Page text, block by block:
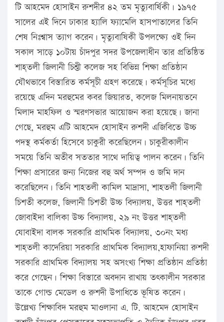
টি আহমেদ হোসাইন রুশদীর ৪২ তম মৃত্যুবার্ষিকী। ১৯৭৫
সালের এই দিনে ঢাকার হ্যালি ফ্যামেলি হাসপাতালের তিনি
শেষ নিঃশ্বাস ত্যাগ করেন। মৃত্যুবাষিকী উপলক্ষ্যে ওই দিন
সকাল সাড়ে ১০টায় চাঁদপুর সদর উপজেলাধীন তার প্রতিষ্ঠিত
শাহ্তলী জিলানী চিশ্তী কলেজ সহ বিভিন্ন শিক্ষা প্রতিষ্ঠান
যৌথভাবে বিস্তারিত কর্মসূচী গ্রহণ করেছে। কর্মসূচির মধ্যে
রয়েছে এদিন মরহুমের কবর জিয়ারত, কলেজ মিলনায়তনে
মিলাদ মাহফিল ও স্মরণসভার আয়োজন করা হয়েছে। জানা
গেছে, মরহুম এটি আহমেদ হোসাইন রুশদী এজিবিতে উচ্চ
পদস্থ কর্মকর্তা হিসেবে চাকুরী করেছিলেন। চাকুরীকালীন
সময়ে তিনি অতীব সততার সাথে দায়িত্ব পালন করেন। তিনি
শিক্ষা প্রসারের জন্য নিজের বহু অর্থ সম্পদ ও জমি দান
করেছিলেন। তিনি শাহতলী কামিল মাদ্রাসা, শাহতলী জিলানী
চিশতী কলেজ, জিলানী চিশতী উচ্চ বিদ্যালয়, উত্তর শাহ্তলী
জোবাইদা বালিকা উচ্চ বিদ্যালয়, ২৯ নং উত্তর শাহ্তলী
যোবাইদা বালক সরকারি প্রাথমিক বিদ্যালয়, ৩০নং মধ্য
শাহ্তলী কাদেরিয়া সরকারি প্রাথমিক বিদ্যালয়,হাফানিয়া রুশদী
সরকারি প্রাথমিক বিদ্যালয় সহ অসংখ্য শিক্ষা প্রতিষ্ঠান প্রতিষ্ঠা
করে গেছেন। শিক্ষা বিস্তারে অবদান রাখায় তৎকালীন সরকার
তাকে গোল্ড মেডেল ও রুশদী উপাধিতে ভূষিত করেন।
উল্লেখ্য শিক্ষাবিদ মরহুম মাওলানা এ. টি. আহমেদ হোসাইন